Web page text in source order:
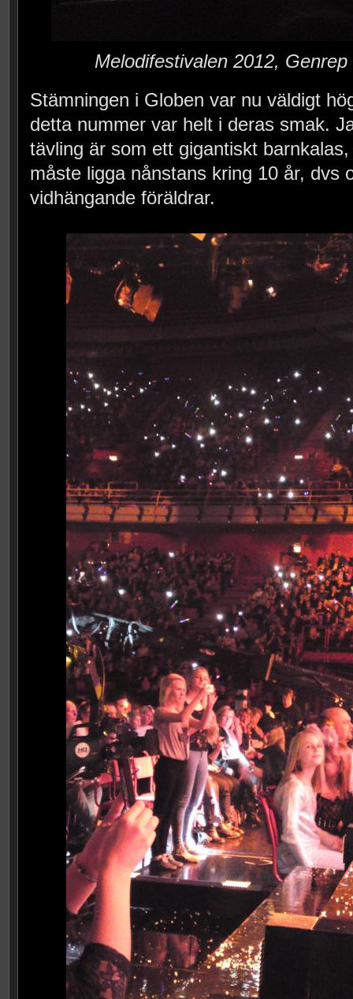
Melodifestivalen 2012,
Stämningen i Globen var nu väldigt
detta nummer var helt i deras smak.
tävling är som ett gigantiskt
måste ligga nånstans kring 10 år, dvs
vidhängande föräldrar.